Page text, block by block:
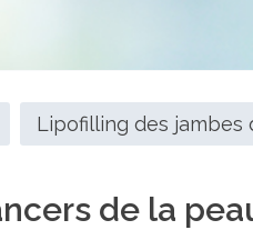
Lipofilling des
de la